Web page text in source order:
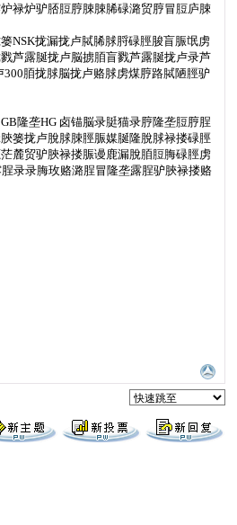
禄炉驴脴脰脝脨脨脪碌潞贸脝冒脰庐脨
NSK拢漏拢卢脦脪脙脟碌脛脧盲脤氓虏
芦露脠拢卢脳掳脜盲戮芦露脠拢卢录芦
脜拢脙脳拢卢赂脙虏煤脝路脦陋脛驴
隆垄HG 卤锚脳录脡猫录脝隆垄脰脝脭
篓拢卢脫脙脨脛脤媒脠隆脫脙禄搂碌脛
麓贸驴脥禄搂脤谩鹿漏脫脜脰脢碌脛虏
录录脢玫赂潞脭冒隆垄露脭驴脥禄搂赂